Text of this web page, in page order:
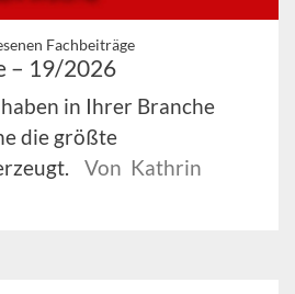
Fachbeiträge
– 19/2026
in Ihrer Branche
die größte
Von Kathrin